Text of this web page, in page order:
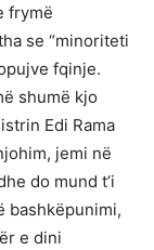
frymë
se “minoriteti
fqinje.
shumë kjo
Edi Rama
jemi në
do mund t’i
bashkëpunimi,
e dini